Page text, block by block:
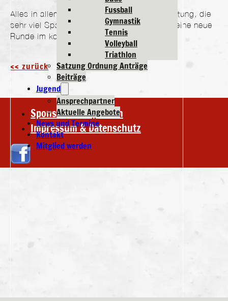
Fussball
Gymnastik
Tennis
Volleyball
Triathlon
Satzung Ordnung Anträge
Beiträge
Jugend
Ansprechpartner
Aktuelle Angebote
News und Termine
Kontakt
Mitglied werden
Alles in allem eine sehr gelungene Veranstaltung, die
sehr viel Spaß bereitet hat und die sich auf eine neue
Runde im kommenden Jahr freut.
<< zurück
Sponsoren & Spenden
Impressum & Datenschutz